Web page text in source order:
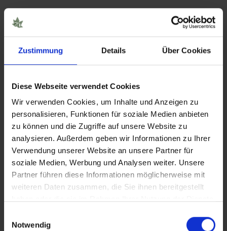
Zustimmung Details Über Cookies
Diese Webseite verwendet Cookies
Wir verwenden Cookies, um Inhalte und Anzeigen zu
personalisieren, Funktionen für soziale Medien anbieten
zu können und die Zugriffe auf unsere Website zu
analysieren. Außerdem geben wir Informationen zu Ihrer
Verwendung unserer Website an unsere Partner für
soziale Medien, Werbung und Analysen weiter. Unsere
Partner führen diese Informationen möglicherweise mit
weiteren Daten zusammen, die Sie ihnen bereitgestellt
Notwendig
Wirkt 10-OH-HHC psychoaktiv?
Ja, 10-OH-HHC wirkt psychoaktiv und
verursacht einen Rauschzustand.
Wie lange hält das 10-OH-
HHC-High?
Momentan mangelt es an verlässlichen
Erfahrungsberichten zum Thema,
jedoch gehen wir davon aus, dass das
10-OH-HHC-High ähnlich lange anhält
wie bei HHC oder sogar noch länger.